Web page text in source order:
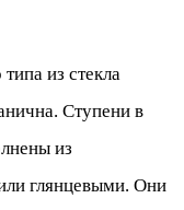
из стекла
Ступени в
из
глянцевыми. Они